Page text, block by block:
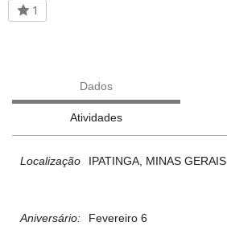
1
Dados
Atividades
Localização IPATINGA, MINAS GERAIS
Aniversário: Fevereiro 6